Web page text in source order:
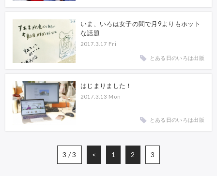
いま、いろは女子の間で月9よりもホット
な話題
2017.3.17 Fri
とある日のいろは出版
はじまりました！
2017.3.13 Mon
とある日のいろは出版
3 / 3 < 1 2 3